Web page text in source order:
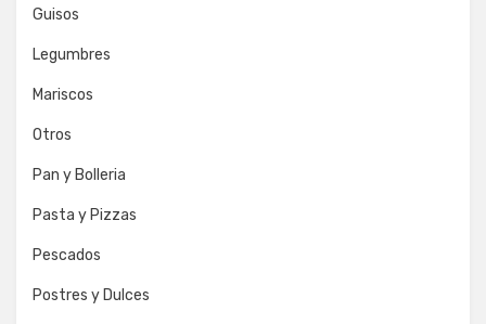
Guisos
Legumbres
Mariscos
Otros
Pan y Bolleria
Pasta y Pizzas
Pescados
Postres y Dulces